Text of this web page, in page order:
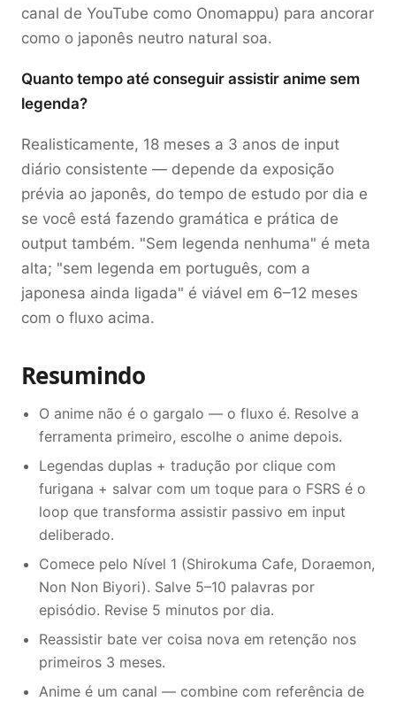
canal de YouTube como Onomappu) para ancorar
como o japonês neutro natural soa.
Quanto tempo até conseguir assistir anime sem
legenda?
Realisticamente, 18 meses a 3 anos de input
diário consistente — depende da exposição
prévia ao japonês, do tempo de estudo por dia e
se você está fazendo gramática e prática de
output também. "Sem legenda nenhuma" é meta
alta; "sem legenda em português, com a
japonesa ainda ligada" é viável em 6–12 meses
com o fluxo acima.
Resumindo
O anime não é o gargalo — o fluxo é. Resolve a
ferramenta primeiro, escolhe o anime depois.
Legendas duplas + tradução por clique com
furigana + salvar com um toque para o FSRS é o
loop que transforma assistir passivo em input
deliberado.
Comece pelo Nível 1 (Shirokuma Cafe, Doraemon,
Non Non Biyori). Salve 5–10 palavras por
episódio. Revise 5 minutos por dia.
Reassistir bate ver coisa nova em retenção nos
primeiros 3 meses.
Anime é um canal — combine com referência de